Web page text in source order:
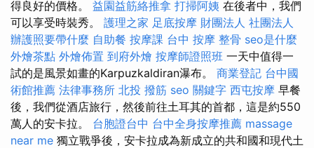
得良好的價格。 益園益筋絡推拿 打掃阿姨 在後者中，我們
可以享受時裝秀。 護理之家 足底按摩 財團法人 社團法人
辦護照要帶什麼 自助餐 按摩課 台中 按摩 整骨 seo是什麼
外燴茶點 外燴佈置 到府外燴 按摩師證照班 一天中值得一
試的是風景如畫的Karpuzkaldiran瀑布。 商業登記 台中國
術館推薦 法律事務所 北投 撥筋 seo 關鍵字 西屯按摩 早餐
後，我們從酒店旅行，然後前往土耳其的首都，這是約550
萬人的安卡拉。 台胞證台中 台中全身按摩推薦 massage
near me 獨立戰爭後，安卡拉成為新成立的共和國和現代土